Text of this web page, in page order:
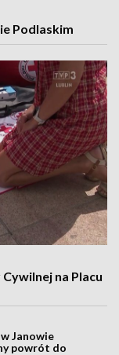
Podlaskim
na Placu
Janowie
powrót do